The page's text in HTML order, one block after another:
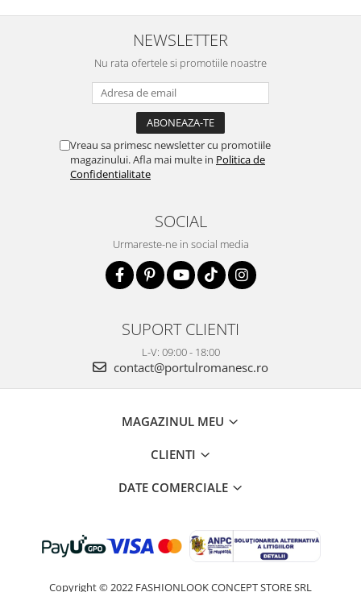
NEWSLETTER
Nu rata ofertele si promotiile noastre
Vreau sa primesc newsletter cu promotiile
magazinului. Afla mai multe in Politica de
Confidentialitate
SOCIAL
Urmareste-ne in social media
SUPORT CLIENTI
L-V: 09:00 - 18:00
contact@portulromanesc.ro
MAGAZINUL MEU
CLIENTI
DATE COMERCIALE
Copyright © 2022 FASHIONLOOK CONCEPT STORE SRL